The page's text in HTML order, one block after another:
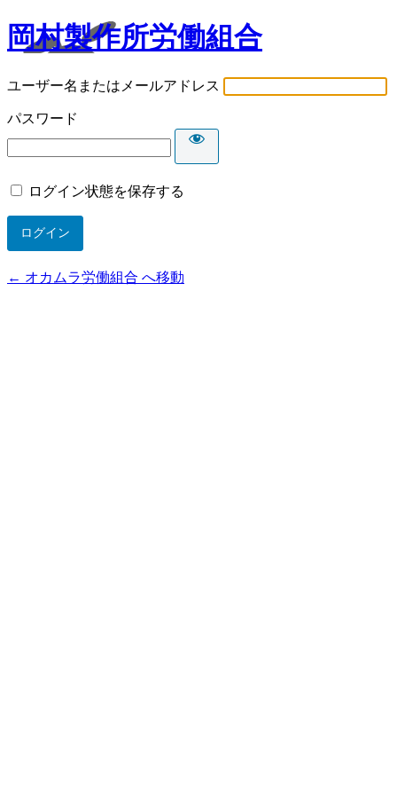
岡村製作所労働組合
ユーザー名またはメールアドレス
パスワード
ログイン状態を保存する
← オカムラ労働組合 へ移動